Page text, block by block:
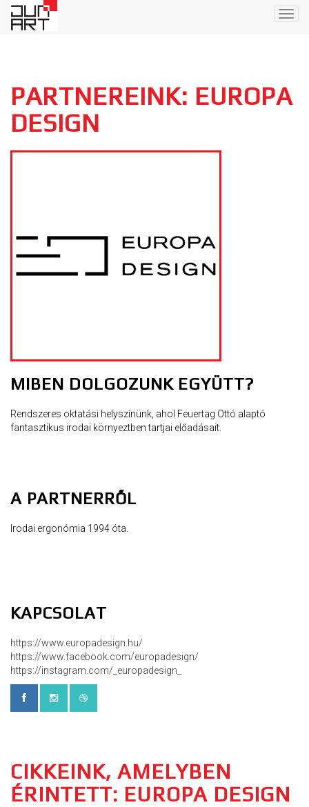
PARTNEREINK: EUROPA
DESIGN
MIBEN DOLGOZUNK EGYÜTT?
Rendszeres oktatási helyszínünk, ahol Feuertag Ottó alaptó
fantasztikus irodai környeztben tartjai előadásait.
A PARTNERRŐL
Irodai ergonómia 1994 óta.
KAPCSOLAT
https://www.europadesign.hu/
https://www.facebook.com/europadesign/
https://instagram.com/_europadesign_
CIKKEINK, AMELYBEN
ÉRINTETT: EUROPA DESIGN